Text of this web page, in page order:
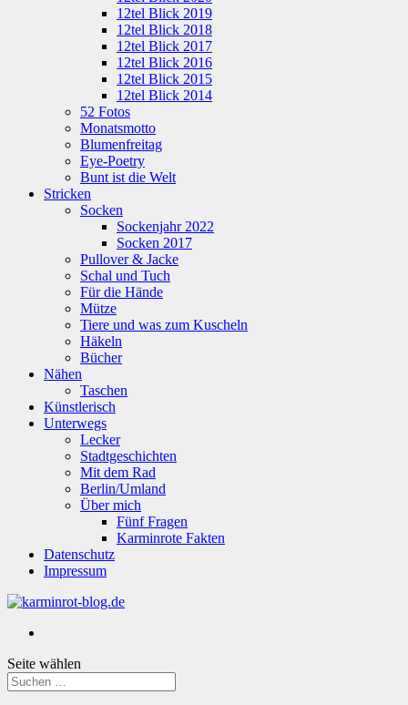
12tel Blick 2019
12tel Blick 2018
12tel Blick 2017
12tel Blick 2016
12tel Blick 2015
12tel Blick 2014
52 Fotos
Monatsmotto
Blumenfreitag
Eye-Poetry
Bunt ist die Welt
Stricken
Socken
Sockenjahr 2022
Socken 2017
Pullover & Jacke
Schal und Tuch
Für die Hände
Mütze
Tiere und was zum Kuscheln
Häkeln
Bücher
Nähen
Taschen
Künstlerisch
Unterwegs
Lecker
Stadtgeschichten
Mit dem Rad
Berlin/Umland
Über mich
Fünf Fragen
Karminrote Fakten
Datenschutz
Impressum
Seite wählen